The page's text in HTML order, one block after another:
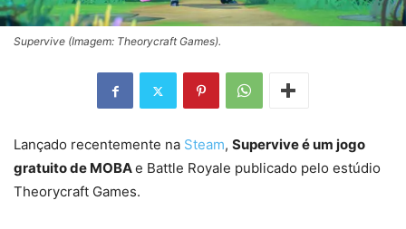
Supervive (Imagem: Theorycraft Games).
Lançado recentemente na Steam, Supervive é um jogo
gratuito de MOBAe Battle Royale publicado pelo estúdio
Theorycraft Games.